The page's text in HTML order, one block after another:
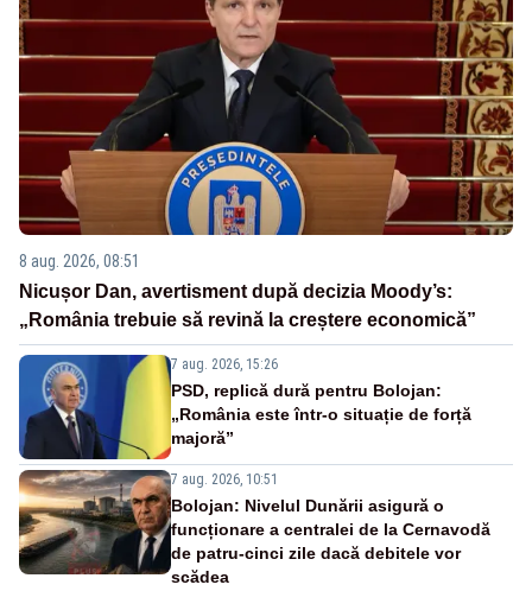
8 aug. 2026, 08:51
Nicușor Dan, avertisment după decizia Moody’s:
„România trebuie să revină la creștere economică”
7 aug. 2026, 15:26
PSD, replică dură pentru Bolojan:
„România este într-o situație de forță
majoră”
7 aug. 2026, 10:51
Bolojan: Nivelul Dunării asigură o
funcționare a centralei de la Cernavodă
de patru-cinci zile dacă debitele vor
scădea